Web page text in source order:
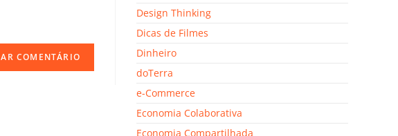
Design Thinking
Dicas de Filmes
Dinheiro
doTerra
e-Commerce
Economia Colaborativa
Economia Compartilhada